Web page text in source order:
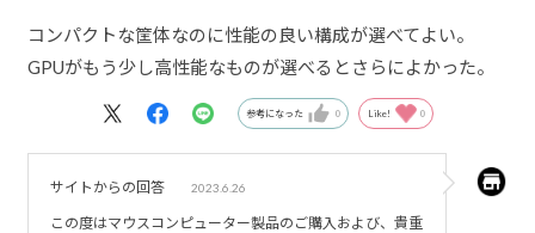
コンパクトな筐体なのに性能の良い構成が選べてよい。
GPUがもう少し高性能なものが選べるとさらによかった。
参考になった 0 Like! 0
サイトからの回答 2023.6.26
この度はマウスコンピューター製品のご購入および、貴重